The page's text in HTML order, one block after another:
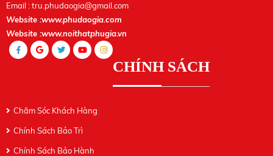
Email :tru.phudaogia@gmail.com
Website :www.phudaogia.com
Website :www.noithatphugia.vn
CHÍNH SÁCH
Chăm Sóc Khách Hàng
Chính Sách Bảo Trì
Chính Sách Bảo Hành